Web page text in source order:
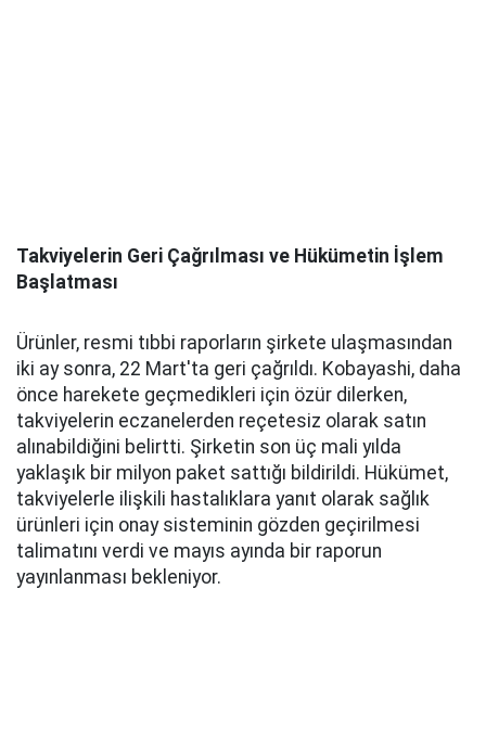
Takviyelerin Geri Çağrılması ve Hükümetin İşlem
Başlatması
Ürünler, resmi tıbbi raporların şirkete ulaşmasından
iki ay sonra, 22 Mart'ta geri çağrıldı. Kobayashi, daha
önce harekete geçmedikleri için özür dilerken,
takviyelerin eczanelerden reçetesiz olarak satın
alınabildiğini belirtti. Şirketin son üç mali yılda
yaklaşık bir milyon paket sattığı bildirildi. Hükümet,
takviyelerle ilişkili hastalıklara yanıt olarak sağlık
ürünleri için onay sisteminin gözden geçirilmesi
talimatını verdi ve mayıs ayında bir raporun
yayınlanması bekleniyor.